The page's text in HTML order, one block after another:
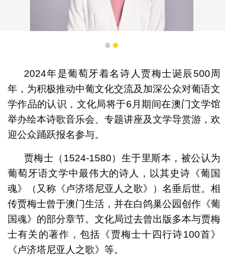
绘本作者马莹莹
1 2
2024年是葡萄牙着名诗人贾梅士诞辰500周
年，为积极推动中葡文化交流及加深公众对葡语文
学作品的认识，文化局将于6月期间在澳门文学馆
举办绘本诗歌音乐会、专题讲座及文学导赏游，欢
迎公众踊跃报名参与。
贾梅士（1524-1580）生于里斯本，被公认为
葡萄牙语文学中最伟大的诗人，以其史诗《葡国
魂》（又称《卢济塔尼亚人之歌》）名垂后世。相
传贾梅士曾于澳门生活，并在白鸽巢公园创作《葡
国魂》的部分章节。文化局过去曾出版多本与贾梅
士有关的著作，包括《贾梅士十四行诗100首》
《卢济塔尼亚人之歌》等。